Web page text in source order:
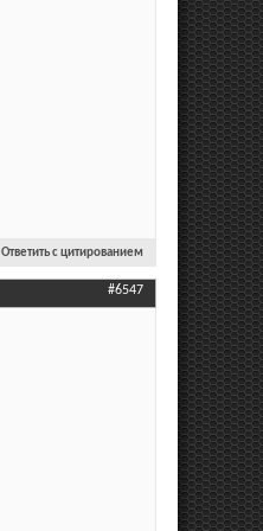
Ответить с цитированием
#6547